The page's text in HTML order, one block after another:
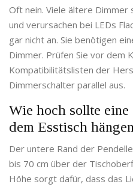
Oft nein. Viele ältere Dimmer
und verursachen bei LEDs
gar nicht an. Sie benötigen
Dimmer. Prüfen Sie vor dem
Kompatibilitätslisten der
Dimmerschalter parallel aus.
Wie hoch sollte
dem Esstisch
Der untere Rand der
bis 70 cm über der
Höhe sorgt dafür, dass das